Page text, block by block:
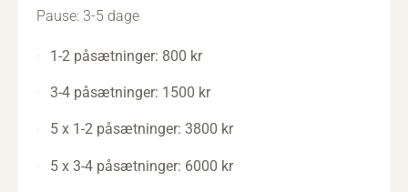
Pause: 3-5 dage
1-2 påsætninger: 800 kr
3-4 påsætninger: 1500 kr
5 x 1-2 påsætninger: 3800 kr
5 x 3-4 påsætninger: 6000 kr